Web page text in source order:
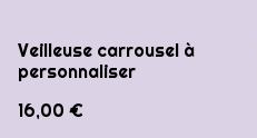
Veilleuse carrousel à
personnaliser
16,00 €